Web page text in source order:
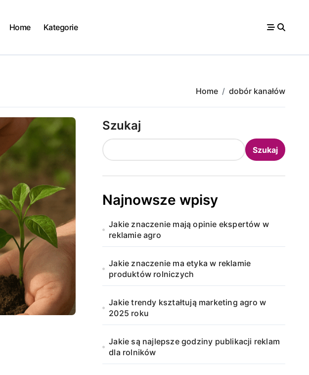
Home Kategorie
Home dobór kanałów
Szukaj
Szukaj
Najnowsze wpisy
Jakie znaczenie mają opinie ekspertów w
reklamie agro
Jakie znaczenie ma etyka w reklamie
produktów rolniczych
Jakie trendy kształtują marketing agro w
2025 roku
Jakie są najlepsze godziny publikacji reklam
dla rolników